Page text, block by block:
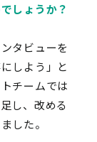
しょうか？
タビューを
しよう」と
チームでは
し、改める
した。